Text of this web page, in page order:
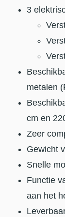
3
metalen
cm en
Zeer
Gewicht
Snelle
Functie
aan het